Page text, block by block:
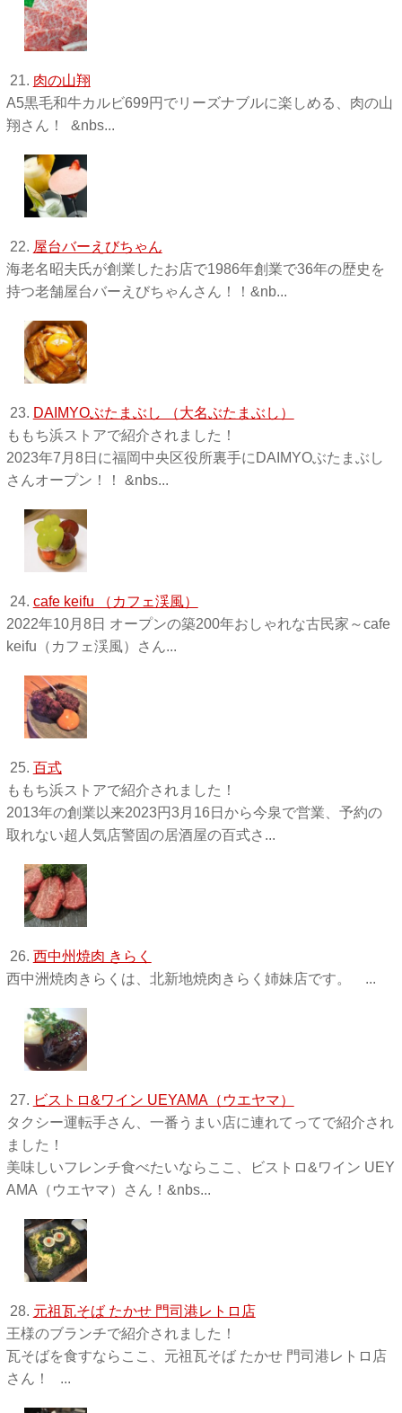
21. 肉の山翔
A5黒毛和牛カルビ699円でリーズナブルに楽しめる、肉の山
翔さん！ &nbs...
22. 屋台バーえびちゃん
海老名昭夫氏が創業したお店で1986年創業で36年の歴史を
持つ老舗屋台バーえびちゃんさん！！&nb...
23. DAIMYOぶたまぶし （大名ぶたまぶし）
ももち浜ストアで紹介されました！
2023年7月8日に福岡中央区役所裏手にDAIMYOぶたまぶし
さんオープン！！ &nbs...
24. cafe keifu （カフェ渓風）
2022年10月8日 オープンの築200年おしゃれな古民家～cafe
keifu（カフェ渓風）さん...
25. 百式
ももち浜ストアで紹介されました！
2013年の創業以来2023円3月16日から今泉で営業、予約の
取れない超人気店警固の居酒屋の百式さ...
26. 西中州焼肉 きらく
西中洲焼肉きらくは、北新地焼肉きらく姉妹店です。 ...
27. ビストロ&ワイン UEYAMA（ウエヤマ）
タクシー運転手さん、一番うまい店に連れてってで紹介され
ました！
美味しいフレンチ食べたいならここ、ビストロ&ワイン UEY
AMA（ウエヤマ）さん！&nbs...
28. 元祖瓦そば たかせ 門司港レトロ店
王様のブランチで紹介されました！
瓦そばを食すならここ、元祖瓦そば たかせ 門司港レトロ店
さん！ ...